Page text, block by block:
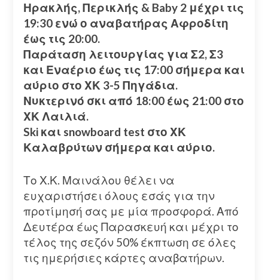
Ηρακλής, Περικλής & Baby 2 μέχρι τις
19:30 ενώ ο αναβατήρας Αφροδίτη
έως τις 20:00.
Παράταση λειτουργίας για Σ2, Σ3
και Εναέριο έως τις 17:00 σήμερα και
αύριο στο ΧΚ 3-5 Πηγάδια.
Νυκτερινό σκι από 18:00 έως 21:00 στο
ΧΚ Λαιλιά.
Ski και snowboard test στο ΧΚ
Καλαβρύτων σήμερα και αύριο.
Το Χ.Κ. Μαινάλου θέλει να
ευχαριστήσει όλους εσάς για την
προτίμησή σας με μία προσφορά. Από
Δευτέρα έως Παρασκευή και μέχρι το
τέλος της σεζόν 50% έκπτωση σε όλες
τις ημερήσιες κάρτες αναβατήρων.